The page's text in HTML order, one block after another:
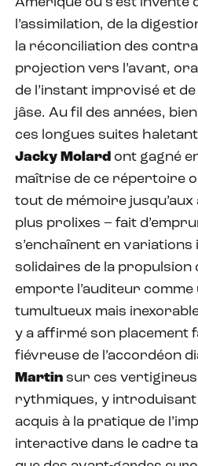
l’assimilation, de la
la réconciliation des
projection vers l’avant,
de l’instant improvisé et
jâse. Au fil des années,
ces longues suites
Jacky Molard ont gagné
maîtrise de ce répertoire
tout de mémoire
plus prolixes – fait
s’enchaînent en variations
solidaires de la propulsion
emporte l’auditeur
tumultueux mais
y a affirmé son placement
fiévreuse de l’accordéon
Martin sur ces
rythmiques, y
acquis à la pratique de
interactive dans le cadre